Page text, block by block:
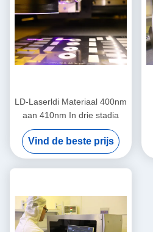
LD-Laserldi Materiaal 400nm
aan 410nm In drie stadia
Vind de beste prijs